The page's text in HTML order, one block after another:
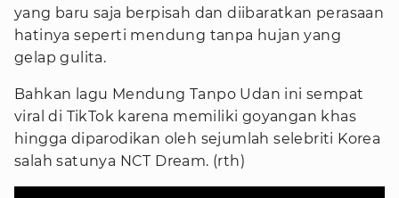
yang baru saja berpisah dan diibaratkan perasaan
hatinya seperti mendung tanpa hujan yang
gelap gulita.
Bahkan lagu Mendung Tanpo Udan ini sempat
viral di TikTok karena memiliki goyangan khas
hingga diparodikan oleh sejumlah selebriti Korea
salah satunya NCT Dream. (rth)